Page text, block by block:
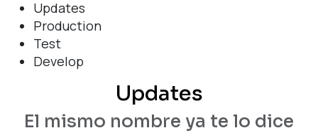
Updates
Production
Test
Develop
Updates
El mismo nombre ya te lo dice